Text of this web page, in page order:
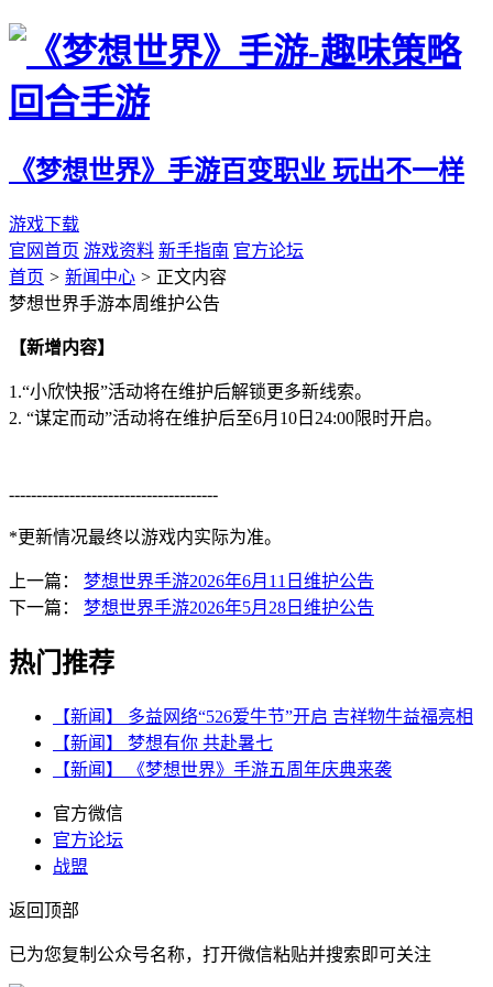
《梦想世界》手游百变职业 玩出不一样
游戏下载
官网首页 游戏资料 新手指南 官方论坛
首页 > 新闻中心 > 正文内容
梦想世界手游本周维护公告
【新增内容】
1.“小欣快报”活动将在维护后解锁更多新线索。
2. “谋定而动”活动将在维护后至6月10日24:00限时开启。
--------------------------------------
*更新情况最终以游戏内实际为准。
上一篇：
梦想世界手游2026年6月11日维护公告
下一篇：
梦想世界手游2026年5月28日维护公告
热门推荐
【新闻】
多益网络“526爱牛节”开启 吉祥物牛益福亮相
【新闻】
梦想有你 共赴暑七
【新闻】
《梦想世界》手游五周年庆典来袭
官方微信
官方论坛
战盟
返回顶部
已为您复制公众号名称，打开微信粘贴并搜索即可关注